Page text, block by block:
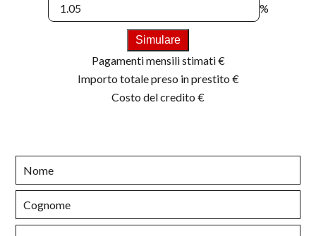
%
Simulare
Pagamenti mensili stimati€
Importo totale preso in prestito €
Costo del credito €